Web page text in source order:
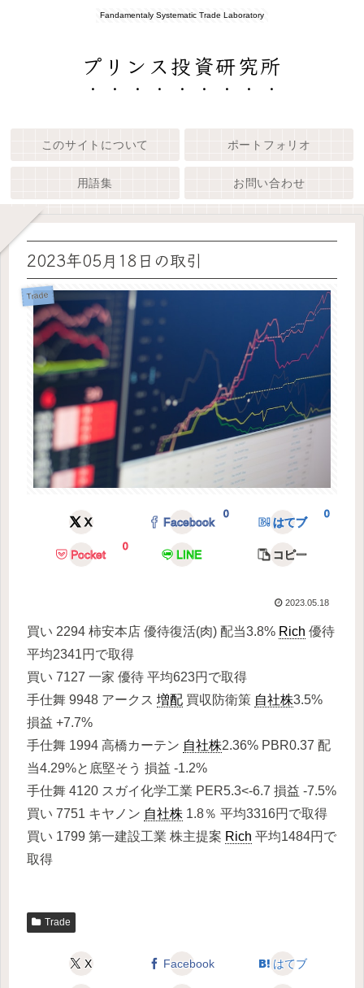
Fandamentaly Systematic Trade Laboratory
プリンス投資研究所
このサイトについて ポートフォリオ
用語集 お問い合わせ
2023年05月18日の取引
Trade
X Facebook
0
はてブ
0
Pocket
0
LINE コピー
2023.05.18
買い 2294 柿安本店 優待復活(肉) 配当3.8% Rich 優待
平均2341円で取得
買い 7127 一家 優待 平均623円で取得
手仕舞 9948 アークス 増配 買収防衛策 自社株3.5%
損益 +7.7%
手仕舞 1994 高橋カーテン 自社株2.36% PBR0.37 配
当4.29%と底堅そう 損益 -1.2%
手仕舞 4120 スガイ化学工業 PER5.3<-6.7 損益 -7.5%
買い 7751 キヤノン 自社株 1.8％ 平均3316円で取得
買い 1799 第一建設工業 株主提案 Rich 平均1484円で
取得
Trade
X Facebook はてブ